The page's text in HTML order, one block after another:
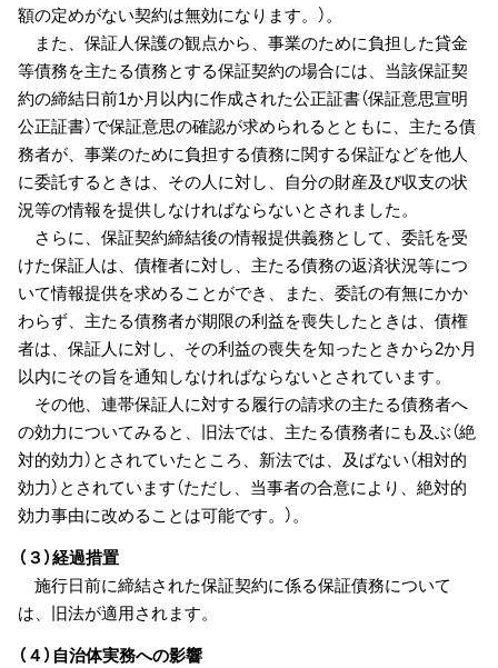
額の定めがない契約は無効になります。）。
また、保証人保護の観点から、事業のために負担した貸金
等債務を主たる債務とする保証契約の場合には、当該保証契
約の締結日前1か月以内に作成された公正証書（保証意思宣明
公正証書）で保証意思の確認が求められるとともに、主たる債
務者が、事業のために負担する債務に関する保証などを他人
に委託するときは、その人に対し、自分の財産及び収支の状
況等の情報を提供しなければならないとされました。
さらに、保証契約締結後の情報提供義務として、委託を受
けた保証人は、債権者に対し、主たる債務の返済状況等につ
いて情報提供を求めることができ、また、委託の有無にかか
わらず、主たる債務者が期限の利益を喪失したときは、債権
者は、保証人に対し、その利益の喪失を知ったときから2か月
以内にその旨を通知しなければならないとされています。
その他、連帯保証人に対する履行の請求の主たる債務者へ
の効力についてみると、旧法では、主たる債務者にも及ぶ（絶
対的効力）とされていたところ、新法では、及ばない（相対的
効力）とされています（ただし、当事者の合意により、絶対的
効力事由に改めることは可能です。）。
（３）経過措置
施行日前に締結された保証契約に係る保証債務について
は、旧法が適用されます。
（４）自治体実務への影響